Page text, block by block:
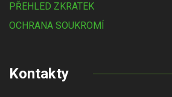
PŘEHLED ZKRATEK
OCHRANA SOUKROMÍ
Kontakty